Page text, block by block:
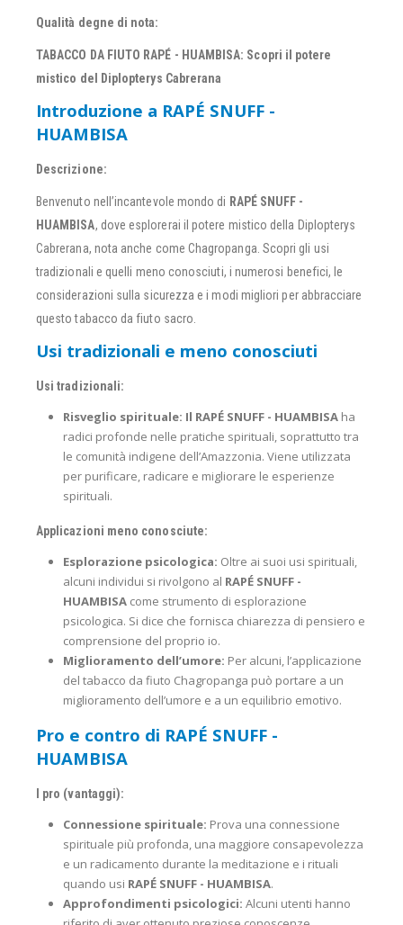
Qualità degne di nota:
TABACCO DA FIUTO RAPÉ - HUAMBISA: Scopri il potere
mistico del Diplopterys Cabrerana
Introduzione a RAPÉ SNUFF -
HUAMBISA
Descrizione:
Benvenuto nell’incantevole mondo di RAPÉ SNUFF -
HUAMBISA, dove esplorerai il potere mistico della Diplopterys
Cabrerana, nota anche come Chagropanga. Scopri gli usi
tradizionali e quelli meno conosciuti, i numerosi benefici, le
considerazioni sulla sicurezza e i modi migliori per abbracciare
questo tabacco da fiuto sacro.
Usi tradizionali e meno conosciuti
Usi tradizionali:
Risveglio spirituale: Il RAPÉ SNUFF - HUAMBISAha
radici profonde nelle pratiche spirituali, soprattutto tra
le comunità indigene dell’Amazzonia. Viene utilizzata
per purificare, radicare e migliorare le esperienze
spirituali.
Applicazioni meno conosciute:
Esplorazione psicologica: Oltre ai suoi usi spirituali,
alcuni individui si rivolgono al RAPÉ SNUFF -
HUAMBISAcome strumento di esplorazione
psicologica. Si dice che fornisca chiarezza di pensiero e
comprensione del proprio io.
Miglioramento dell’umore: Per alcuni, l’applicazione
del tabacco da fiuto Chagropanga può portare a un
miglioramento dell’umore e a un equilibrio emotivo.
Pro e contro di RAPÉ SNUFF -
HUAMBISA
I pro (vantaggi):
Connessione spirituale: Prova una connessione
spirituale più profonda, una maggiore consapevolezza
e un radicamento durante la meditazione e i rituali
quando usi RAPÉ SNUFF - HUAMBISA.
Approfondimenti psicologici: Alcuni utenti hanno